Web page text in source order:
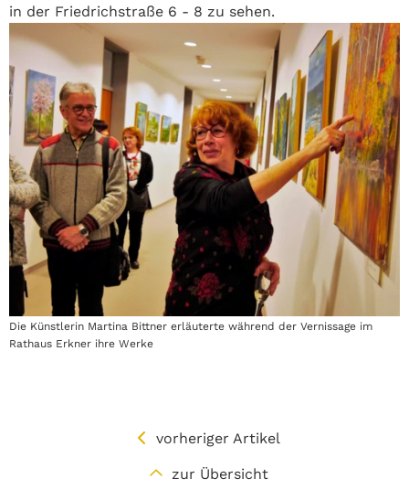
in der Friedrichstraße 6 - 8 zu sehen.
Die Künstlerin Martina Bittner erläuterte während der Vernissage im
Rathaus Erkner ihre Werke
vorheriger Artikel
zur Übersicht